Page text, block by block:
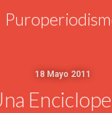
18 Mayo 2011